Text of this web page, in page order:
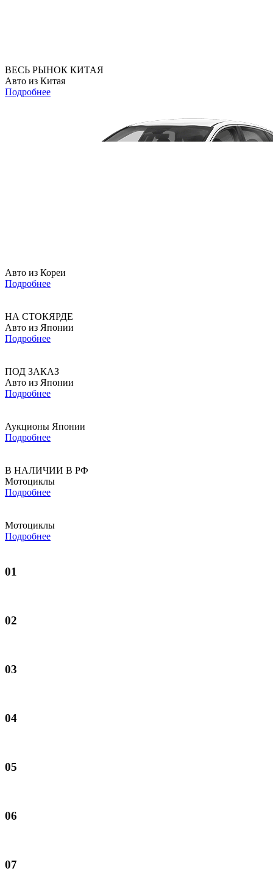
ВЕСЬ РЫНОК КИТАЯ
Авто из Китая
Подробнее
Авто из Кореи
Подробнее
НА СТОКЯРДЕ
Авто из Японии
Подробнее
ПОД ЗАКАЗ
Авто из Японии
Подробнее
Аукционы Японии
Подробнее
В НАЛИЧИИ В РФ
Мотоциклы
Подробнее
Мотоциклы
Подробнее
01
02
03
04
05
06
07